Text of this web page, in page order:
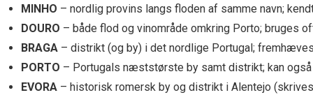
MINHO – nordlig provins langs floden af samme navn;
DOURO – både flod og vinområde omkring Porto; bruges
BRAGA – distrikt (og by) i det nordlige Portugal;
PORTO – Portugals næststørste by samt distrikt; kan også
EVORA – historisk romersk by og distrikt i Alentejo